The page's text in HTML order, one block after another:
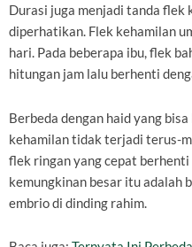
Durasi juga menjadi tanda flek
diperhatikan. Flek kehamilan
hari. Pada beberapa ibu, flek
hitungan jam lalu berhenti
Berbeda dengan haid yang
kehamilan tidak terjadi terus-
flek ringan yang cepat
kemungkinan besar itu adalah
embrio di dinding rahim.